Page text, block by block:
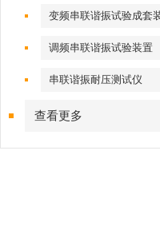
变频串联谐振试验成套
调频串联谐振试验装置
串联谐振耐压测试仪
查看更多